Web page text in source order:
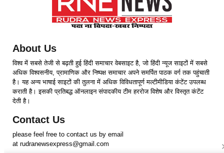
About Us
विश्व में सबसे तेजी से बढ़ती हुई हिंदी समाचार वेबसाइट है, जो हिंदी न्यूज साइटों में सबसे
अधिक विश्वसनीय, प्रामाणिक और निष्पक्ष समाचार अपने समर्पित पाठक वर्ग तक पहुंचाती
है। यह अन्य भाषाई साइटों की तुलना में अधिक विविधतापूर्ण मल्टीमीडिया कंटेंट उपलब्ध
कराती है। इसकी प्रतिबद्ध ऑनलाइन संपादकीय टीम हररोज विशेष और विस्तृत कंटेंट
देती है।
Contact Us
please feel free to contact us by email
at rudranewsexpress@gmail.com